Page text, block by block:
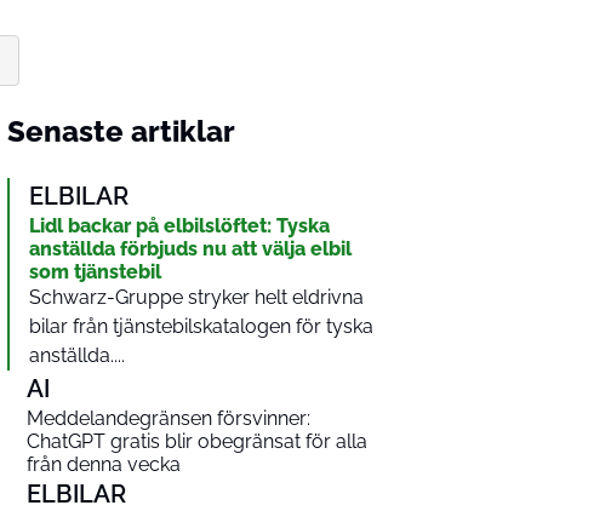
Senaste artiklar
ELBILAR
Lidl backar på elbilslöftet: Tyska
anställda förbjuds nu att välja elbil
som tjänstebil
Schwarz-Gruppe stryker helt eldrivna
bilar från tjänstebilskatalogen för tyska
anställda....
AI
Meddelandegränsen försvinner:
ChatGPT gratis blir obegränsat för alla
från denna vecka
ELBILAR